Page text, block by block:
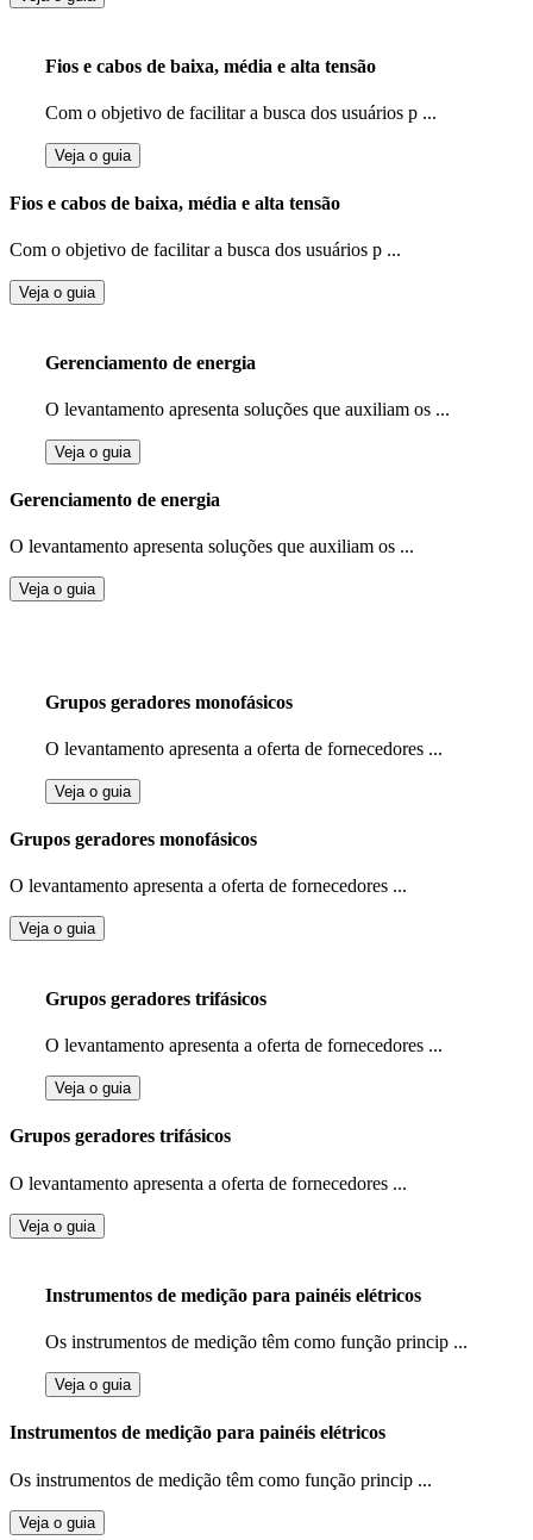
Fios e cabos de baixa, média e alta tensão
Com o objetivo de facilitar a busca dos usuários p ...
Veja o guia
Fios e cabos de baixa, média e alta tensão
Com o objetivo de facilitar a busca dos usuários p ...
Veja o guia
Gerenciamento de energia
O levantamento apresenta soluções que auxiliam os ...
Veja o guia
Gerenciamento de energia
O levantamento apresenta soluções que auxiliam os ...
Veja o guia
Grupos geradores monofásicos
O levantamento apresenta a oferta de fornecedores ...
Veja o guia
Grupos geradores monofásicos
O levantamento apresenta a oferta de fornecedores ...
Veja o guia
Grupos geradores trifásicos
O levantamento apresenta a oferta de fornecedores ...
Veja o guia
Grupos geradores trifásicos
O levantamento apresenta a oferta de fornecedores ...
Veja o guia
Instrumentos de medição para painéis elétricos
Os instrumentos de medição têm como função princip ...
Veja o guia
Instrumentos de medição para painéis elétricos
Os instrumentos de medição têm como função princip ...
Veja o guia